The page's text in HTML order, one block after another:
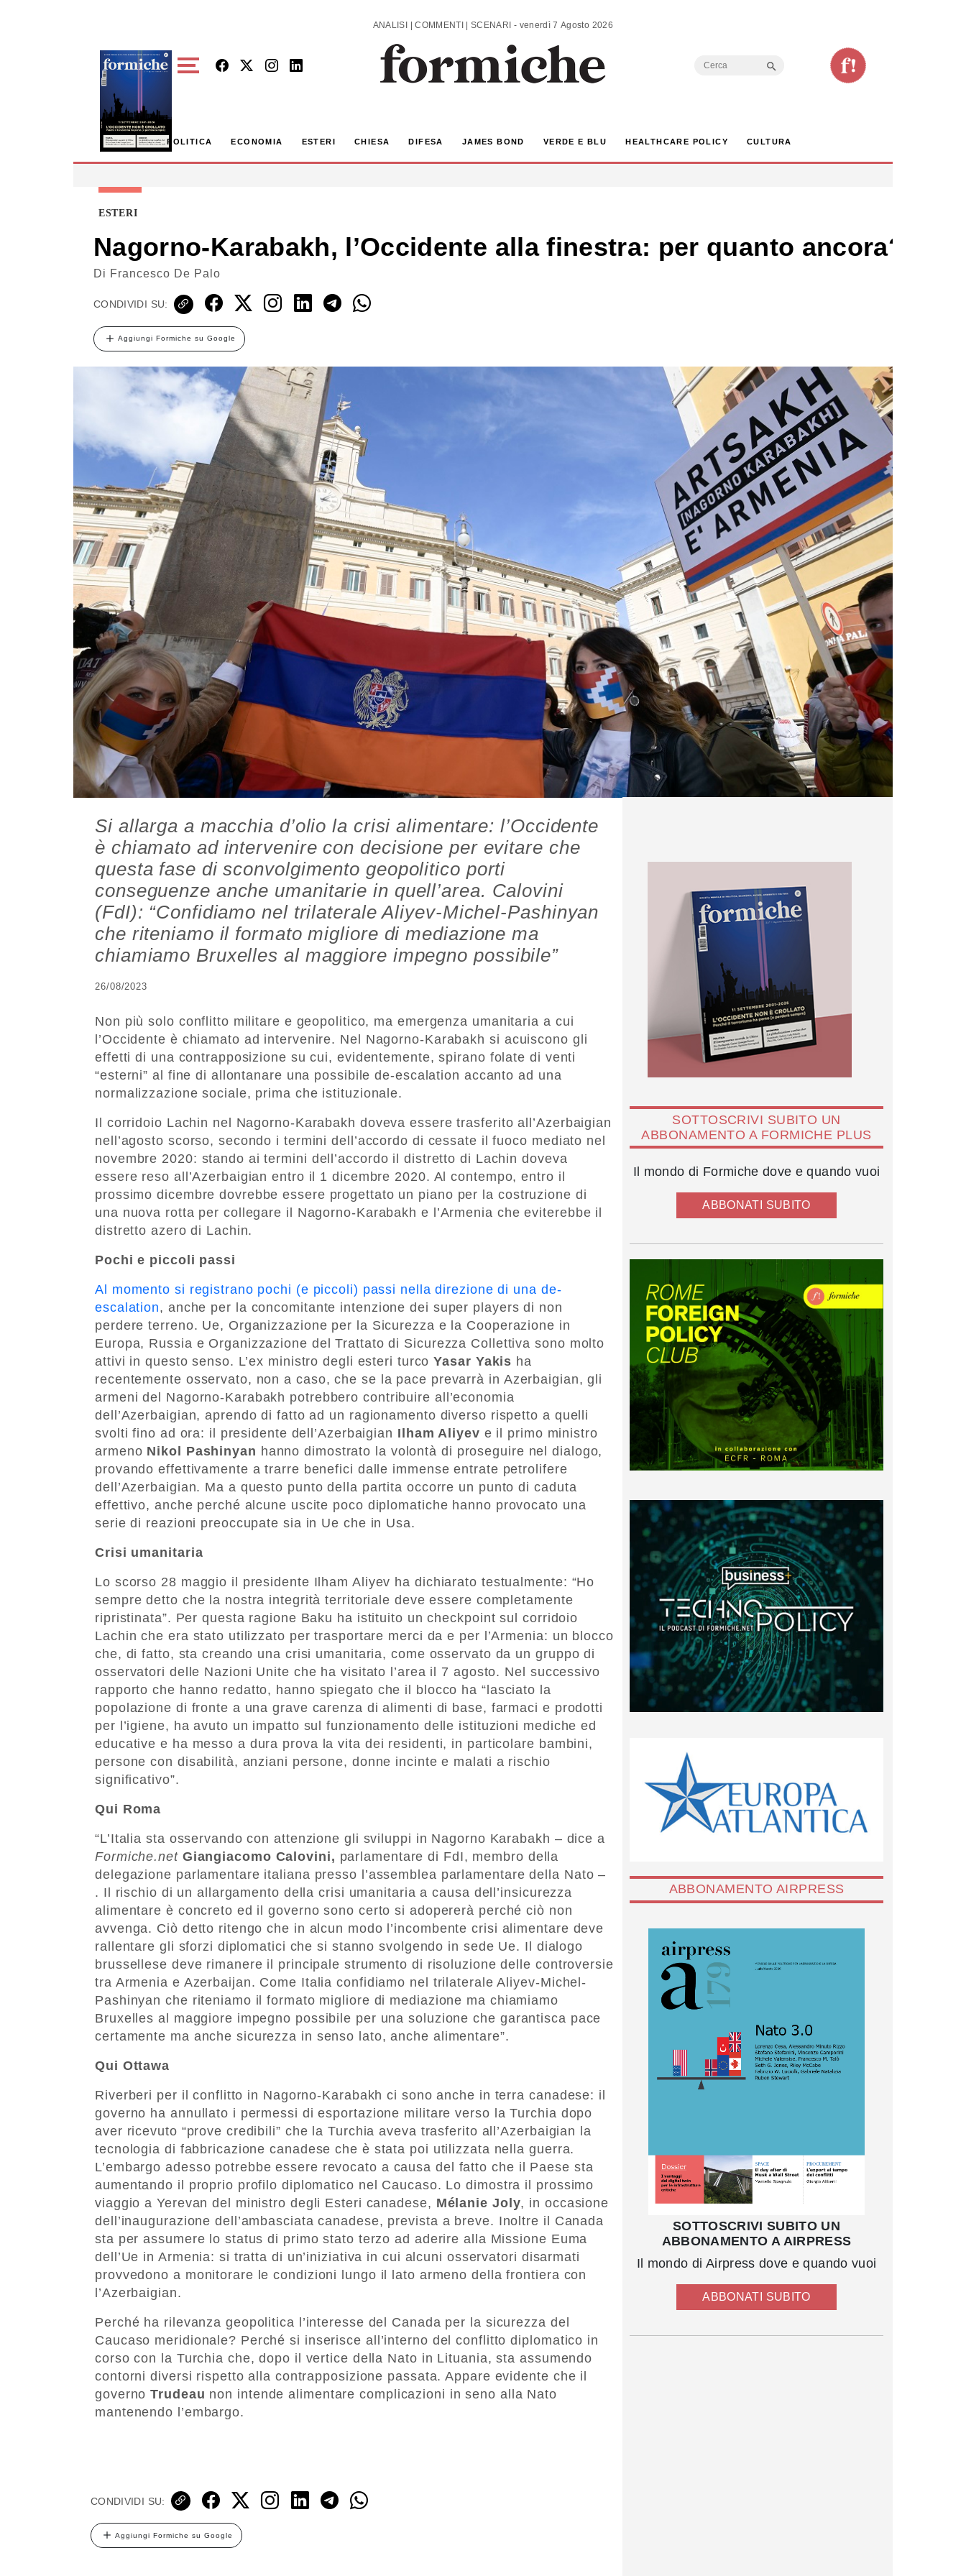
ANALISI | COMMENTI | SCENARI - venerdì 7 Agosto 2026
Search
POLITICA ECONOMIA ESTERI CHIESA DIFESA JAMES BOND VERDE E BLU HEALTHCARE POLICY CULTURA
ESTERI
Nagorno-Karabakh, l’Occidente alla finestra: per quanto ancora?
Di Francesco De Palo
CONDIVIDI SU:
Aggiungi Formiche su Google
Si allarga a macchia d’olio la crisi alimentare: l’Occidente
è chiamato ad intervenire con decisione per evitare che
questa fase di sconvolgimento geopolitico porti
conseguenze anche umanitarie in quell’area. Calovini
(FdI): “Confidiamo nel trilaterale Aliyev-Michel-Pashinyan
che riteniamo il formato migliore di mediazione ma
chiamiamo Bruxelles al maggiore impegno possibile”
26/08/2023
Non più solo conflitto militare e geopolitico, ma emergenza umanitaria a cui
l’Occidente è chiamato ad intervenire. Nel Nagorno-Karabakh si acuiscono gli
effetti di una contrapposizione su cui, evidentemente, spirano folate di venti
“esterni” al fine di allontanare una possibile de-escalation accanto ad una
normalizzazione sociale, prima che istituzionale.
Il corridoio Lachin nel Nagorno-Karabakh doveva essere trasferito all’Azerbaigian
nell’agosto scorso, secondo i termini dell’accordo di cessate il fuoco mediato nel
novembre 2020: stando ai termini dell’accordo il distretto di Lachin doveva
essere reso all’Azerbaigian entro il 1 dicembre 2020. Al contempo, entro il
prossimo dicembre dovrebbe essere progettato un piano per la costruzione di
una nuova rotta per collegare il Nagorno-Karabakh e l’Armenia che eviterebbe il
distretto azero di Lachin.
Pochi e piccoli passi
Al momento si registrano pochi (e piccoli) passi nella direzione di una de-
escalation, anche per la concomitante intenzione dei super players di non
perdere terreno. Ue, Organizzazione per la Sicurezza e la Cooperazione in
Europa, Russia e Organizzazione del Trattato di Sicurezza Collettiva sono molto
attivi in questo senso. L’ex ministro degli esteri turcoYasar Yakis ha
recentemente osservato, non a caso, che se la pace prevarrà in Azerbaigian, gli
armeni del Nagorno-Karabakh potrebbero contribuire all’economia
dell’Azerbaigian, aprendo di fatto ad un ragionamento diverso rispetto a quelli
svolti fino ad ora: il presidente dell’Azerbaigian Ilham Aliyev e il primo ministro
armeno Nikol Pashinyan hanno dimostrato la volontà di proseguire nel dialogo,
provando effettivamente a trarre benefici dalle immense entrate petrolifere
dell’Azerbaigian. Ma a questo punto della partita occorre un punto di caduta
effettivo, anche perché alcune uscite poco diplomatiche hanno provocato una
serie di reazioni preoccupate sia in Ue che in Usa.
Crisi umanitaria
Lo scorso 28 maggio il presidente Ilham Aliyev ha dichiarato testualmente: “Ho
sempre detto che la nostra integrità territoriale deve essere completamente
ripristinata”. Per questa ragione Baku ha istituito un checkpoint sul corridoio
Lachin che era stato utilizzato per trasportare merci da e per l’Armenia: un blocco
che, di fatto, sta creando una crisi umanitaria, come osservato da un gruppo di
osservatori delle Nazioni Unite che ha visitato l’area il 7 agosto. Nel successivo
rapporto che hanno redatto, hanno spiegato che il blocco ha “lasciato la
popolazione di fronte a una grave carenza di alimenti di base, farmaci e prodotti
per l’igiene, ha avuto un impatto sul funzionamento delle istituzioni mediche ed
educative e ha messo a dura prova la vita dei residenti, in particolare bambini,
persone con disabilità, anziani persone, donne incinte e malati a rischio
significativo”.
Qui Roma
“L’Italia sta osservando con attenzione gli sviluppi in Nagorno Karabakh – dice a
Formiche.net Giangiacomo Calovini, parlamentare di FdI, membro della
delegazione parlamentare italiana presso l’assemblea parlamentare della Nato –
. Il rischio di un allargamento della crisi umanitaria a causa dell’insicurezza
alimentare è concreto ed il governo sono certo si adopererà perché ciò non
avvenga. Ciò detto ritengo che in alcun modo l’incombente crisi alimentare deve
rallentare gli sforzi diplomatici che si stanno svolgendo in sede Ue. Il dialogo
brussellese deve rimanere il principale strumento di risoluzione delle controversie
tra Armenia e Azerbaijan. Come Italia confidiamo nel trilaterale Aliyev-Michel-
Pashinyan che riteniamo il formato migliore di mediazione ma chiamiamo
Bruxelles al maggiore impegno possibile per una soluzione che garantisca pace
certamente ma anche sicurezza in senso lato, anche alimentare”.
Qui Ottawa
Riverberi per il conflitto in Nagorno-Karabakh ci sono anche in terra canadese: il
governo ha annullato i permessi di esportazione militare verso la Turchia dopo
aver ricevuto “prove credibili” che la Turchia aveva trasferito all’Azerbaigian la
tecnologia di fabbricazione canadese che è stata poi utilizzata nella guerra.
L’embargo adesso potrebbe essere revocato a causa del fatto che il Paese sta
aumentando il proprio profilo diplomatico nel Caucaso. Lo dimostra il prossimo
viaggio a Yerevan del ministro degli Esteri canadese, Mélanie Joly, in occasione
dell’inaugurazione dell’ambasciata canadese, prevista a breve. Inoltre il Canada
sta per assumere lo status di primo stato terzo ad aderire alla Missione Euma
dell’Ue in Armenia: si tratta di un’iniziativa in cui alcuni osservatori disarmati
provvedono a monitorare le condizioni lungo il lato armeno della frontiera con
l’Azerbaigian.
Perché ha rilevanza geopolitica l’interesse del Canada per la sicurezza del
Caucaso meridionale? Perché si inserisce all’interno del conflitto diplomatico in
corso con la Turchia che, dopo il vertice della Nato in Lituania, sta assumendo
contorni diversi rispetto alla contrapposizione passata. Appare evidente che il
governoTrudeau non intende alimentare complicazioni in seno alla Nato
mantenendo l’embargo.
CONDIVIDI SU:
Aggiungi Formiche su Google
SOTTOSCRIVI SUBITO UN
ABBONAMENTO A FORMICHE PLUS
Il mondo di Formiche dove e quando vuoi
ABBONATI SUBITO
ABBONAMENTO AIRPRESS
SOTTOSCRIVI SUBITO UN
ABBONAMENTO A AIRPRESS
Il mondo di Airpress dove e quando vuoi
ABBONATI SUBITO